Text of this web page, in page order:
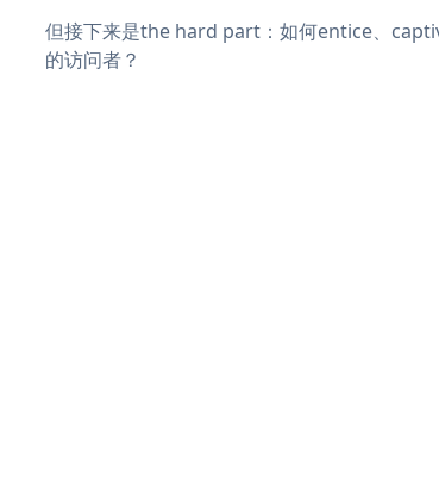
但接下来是the hard part：如何entice、
的访问者？